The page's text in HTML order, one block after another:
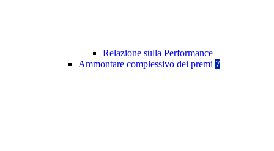
Relazione sulla Performance
Ammontare complessivo dei premi 7